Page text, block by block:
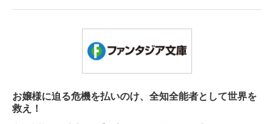
お嬢様に迫る危機を払いのけ、全知全能者として世界を
救え！